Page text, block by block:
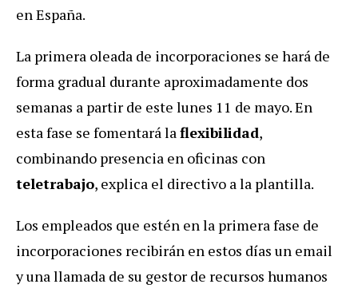
en España.
La primera oleada de incorporaciones se hará de
forma gradual durante aproximadamente dos
semanas a partir de este lunes 11 de mayo. En
esta fase se fomentará laflexibilidad,
combinando presencia en oficinas con
teletrabajo, explica el directivo a la plantilla.
Los empleados que estén en la primera fase de
incorporaciones recibirán en estos días un email
y una llamada de su gestor de recursos humanos